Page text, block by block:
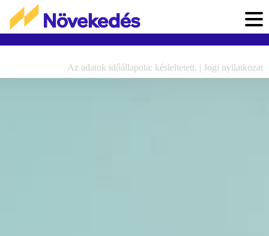
Az adatok időállapota: késleltetett. | Jogi nyilatkozat